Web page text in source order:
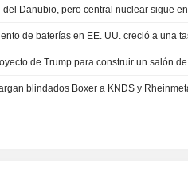
blindados Boxer a KNDS y